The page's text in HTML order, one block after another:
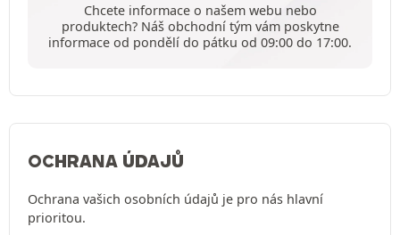
Chcete informace o našem webu nebo
produktech? Náš obchodní tým vám poskytne
informace od pondělí do pátku od 09:00 do 17:00.
OCHRANA ÚDAJŮ
Ochrana vašich osobních údajů je pro nás hlavní
prioritou.